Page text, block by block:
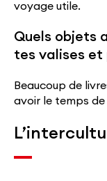
voyage utile.
Quels objets
tes valises et
Beaucoup de
avoir le temps de